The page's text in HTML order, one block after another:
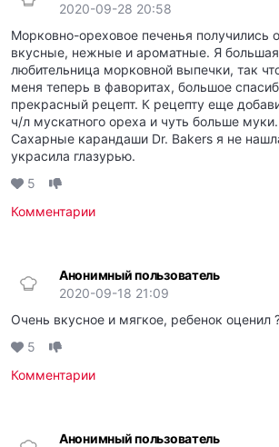
2020-09-28 20:58
Морковно-ореховое печенья получились
вкусные, нежные и ароматные. Я большая
любительница морковной выпечки, так
меня теперь в фаворитах, большое
прекрасный рецепт. К рецепту еще
ч/л мускатного ореха и чуть больше муки.
Сахарные карандаши Dr. Bakers я не
украсила глазурью.
5
Комментарии
Анонимный пользователь
2020-09-18 21:09
Очень вкусное и мягкое, ребенок оценил
5
Комментарии
Анонимный пользователь